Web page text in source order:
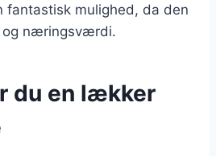
fantastisk mulighed, da den
og næringsværdi.
du en lækker